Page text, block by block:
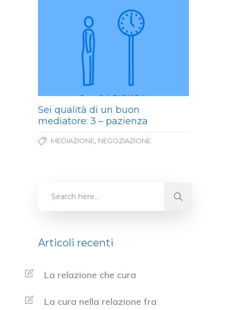
Sei qualità di un buon
mediatore: 3 – pazienza
MEDIAZIONE, NEGOZIAZIONE
Articoli recenti
La relazione che cura
La cura nella relazione fra